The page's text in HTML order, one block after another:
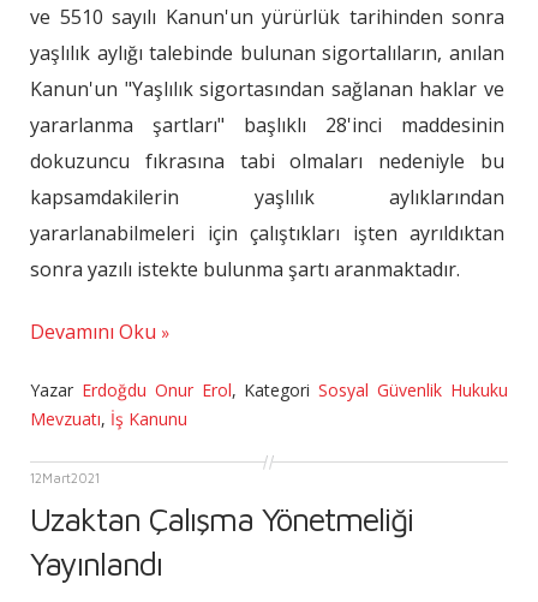
ve 5510 sayılı Kanun'un yürürlük tarihinden sonra
yaşlılık aylığı talebinde bulunan sigortalıların, anılan
Kanun'un "Yaşlılık sigortasından sağlanan haklar ve
yararlanma şartları" başlıklı 28'inci maddesinin
dokuzuncu fıkrasına tabi olmaları nedeniyle bu
kapsamdakilerin yaşlılık aylıklarından
yararlanabilmeleri için çalıştıkları işten ayrıldıktan
sonra yazılı istekte bulunma şartı aranmaktadır.
Devamını Oku
Yazar Erdoğdu Onur Erol, Kategori Sosyal Güvenlik Hukuku
Mevzuatı, İş Kanunu
12Mart2021
Uzaktan Çalışma Yönetmeliği
Yayınlandı